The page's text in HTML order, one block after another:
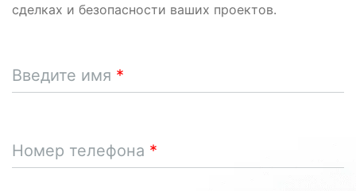
сделках и безопасности ваших проектов.
Введите имя
Номер телефона